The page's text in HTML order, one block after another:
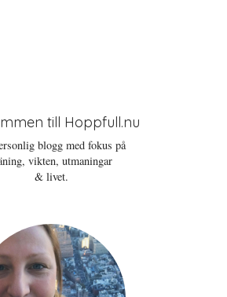
till Hoppfull.nu
blogg med fokus på
vikten, utmaningar
& livet.